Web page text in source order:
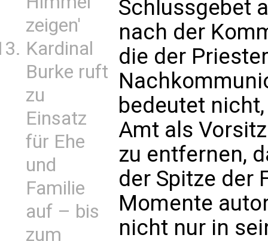
zeigen'
Kardinal
Burke ruft
zu
Einsatz
für Ehe
und
Familie
auf – bis
zum
Schlussgebet
nach der
die der
bedeutet
Amt als
zu entfernen,
der Spitze der
Momente
nicht nur in